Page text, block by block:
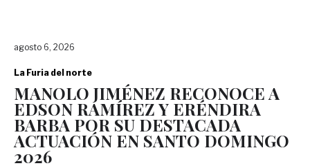
agosto 6, 2026
La Furia del norte
MANOLO JIMÉNEZ RECONOCE A
EDSON RAMÍREZ Y ERÉNDIRA
BARBA POR SU DESTACADA
ACTUACIÓN EN SANTO DOMINGO
2026